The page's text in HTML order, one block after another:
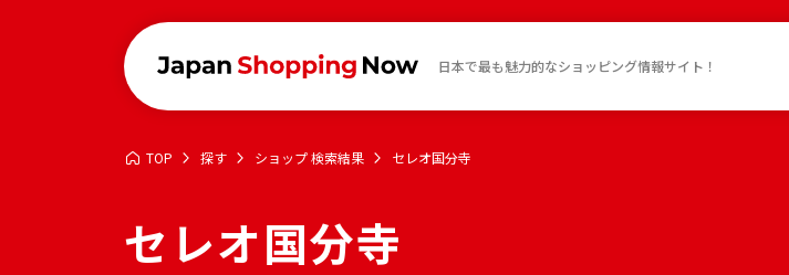
日本で最も魅力的なショッピング情報サイト！
TOP 探す ショップ 検索結果 セレオ国分寺
セレオ国分寺